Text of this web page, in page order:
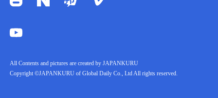
All Contents and pictures are created by JAPANKURU
Copyright ©JAPANKURU of Global Daily Co., Ltd All rights reserved.